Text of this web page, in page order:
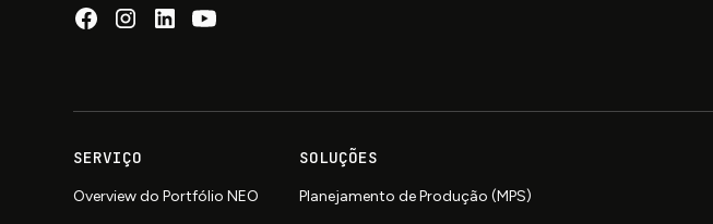
SERVIÇO
Overview do Portfólio NEO
SOLUÇÕES
Planejamento de Produção (MPS)